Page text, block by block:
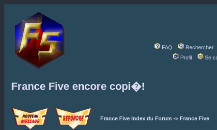
FAQ
Rechercher
Profil
Se
France Five encore copi�!
France Five Index du Forum -> France Five